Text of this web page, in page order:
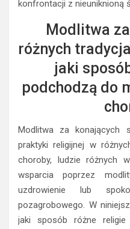
konfrontacji z nieuniknioną
Modlitwa
różnych
jaki
podchodzą do
Modlitwa za konających
praktyki religijnej w
choroby, ludzie różnych
wsparcia poprzez
uzdrowienie lub
pozagrobowego. W
jaki sposób różne